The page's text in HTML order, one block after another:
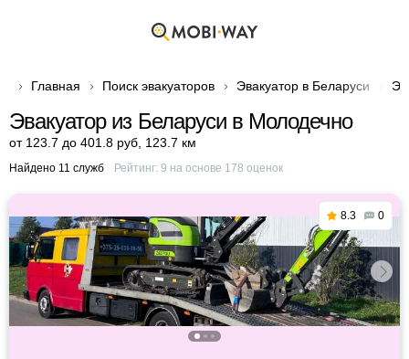
Главная Поиск эвакуаторов Эвакуатор в Беларуси
Эвакуатор из Беларуси в Молодечно
от 123.7 до 401.8 руб 123.7 км
Найдено 11 служб Рейтинг: 9 на основе 178 оценок
8.3 0